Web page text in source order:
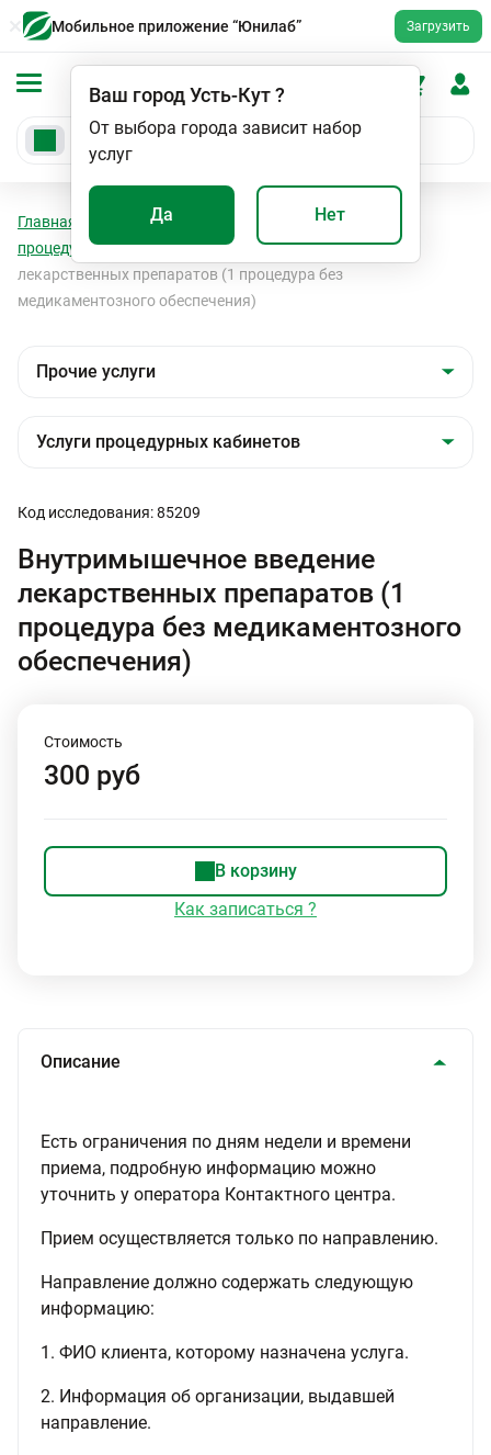
Мобильное приложение “Юнилаб” Загрузить
Ваш городУсть-Кут?
От выбора города зависит набор
услуг
Да Нет
Главная Мед. услуги Прочие услуги
процедурных кабинетов
Внутримышечное введение
лекарственных препаратов (1 процедура без
медикаментозного обеспечения)
Код исследования: 85209
Внутримышечное введение
лекарственных препаратов (1
процедура без медикаментозного
обеспечения)
Стоимость
300 руб
В корзину
Как записаться ?
Описание
Есть ограничения по дням недели и времени
приема, подробную информацию можно
уточнить у оператора Контактного центра.
Прием осуществляется только по направлению.
Направление должно содержать следующую
информацию:
1. ФИО клиента, которому назначена услуга.
2. Информация об организации, выдавшей
направление.